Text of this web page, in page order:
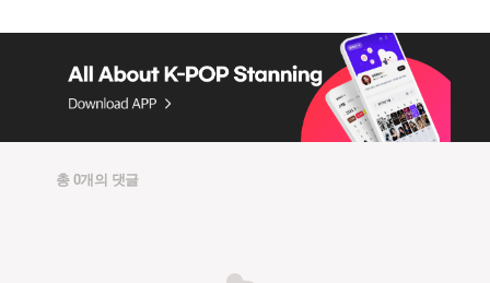
총 0개의 댓글